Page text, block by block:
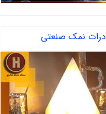
نمک صنعتی